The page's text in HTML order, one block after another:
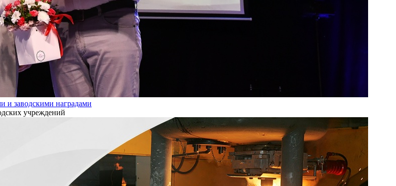
и заводскими наградами
учреждений